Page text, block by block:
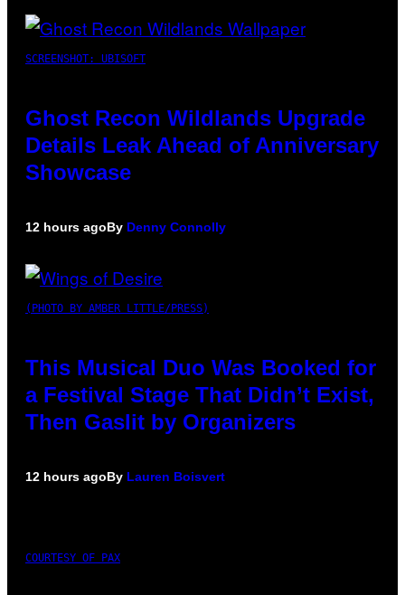
SCREENSHOT: UBISOFT
Ghost Recon Wildlands Upgrade
Details Leak Ahead of Anniversary
Showcase
12 hours agoBy Denny Connolly
(PHOTO BY AMBER LITTLE/PRESS)
This Musical Duo Was Booked for
a Festival Stage That Didn’t Exist,
Then Gaslit by Organizers
12 hours agoBy Lauren Boisvert
COURTESY OF PAX